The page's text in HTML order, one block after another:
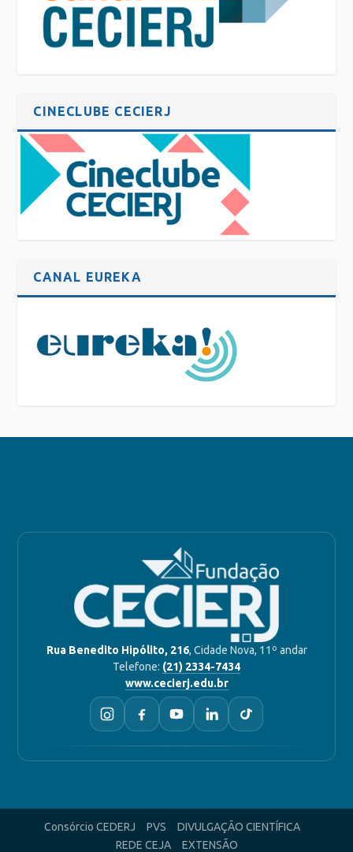
CINECLUBE CECIERJ
CANAL EUREKA
Rua Benedito Hipólito, 216, Cidade Nova, 11º andar
Telefone: (21) 2334-7434
www.cecierj.edu.br
Consórcio CEDERJ PVS
DIVULGAÇÃO CIENTÍFICA
REDE CEJA
EXTENSÃO